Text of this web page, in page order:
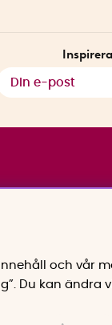
och vår
Du kan ändra